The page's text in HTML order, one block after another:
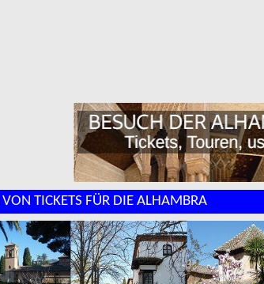
VON TICKETS FÜR DIE ALHAMBRA